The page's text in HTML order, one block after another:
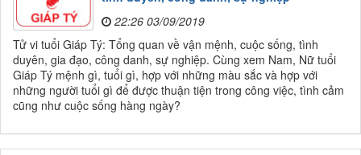
22:26 03/09/2019
Tử vi tuổi Giáp Tý: Tổng quan về vận mệnh, cuộc sống, tình
duyên, gia đạo, công danh, sự nghiệp. Cùng xem Nam, Nữ tuổi
Giáp Tý mệnh gì, tuổi gì, hợp với những màu sắc và hợp với
những người tuổi gì để được thuận tiện trong công việc, tình cảm
cũng như cuộc sống hàng ngày?